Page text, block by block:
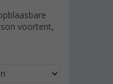
voortent,